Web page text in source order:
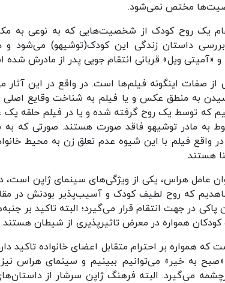
مختص نمی‌شود.
یک روح کودک از شخصیت‌هایی که به نوعی به
داستان زندگی این کودک(توشیهو) می‌شود و
ویل» قربانی انتقام جویی پدر از مادرش شده
از صفات اینگونه فیلم‌ها است. در واقع در این
به منطق عکس و یا فیلم به شناخت وقایع اصلی
که توسط یک روح گرفته شده و یا در فیلم حلقه
به مادر توشیهو فاقد صورت هستند. صورتی که
واقع فیلم با این شیوه عدم تعلق زن به محیط
هستند.
عامل هراس، یکی از ویژگی‌های سینمای ژاپن است،
که روح لطیف کودک و آسیب‌پذیر بودنش در
در جهت انتقام قرار می‌گیرد؛ البته تاکید بر
همواره در معرض تاثیرپذیری از شیطان هستند.
که همواره بر احترام متقابل اعضای خانواده تاکید
«صبح به خیر» می‌توانیم ببینیم و سینمای هراس نیز
می‌گیرد. البته فرهنگ ژاپن سرشار از